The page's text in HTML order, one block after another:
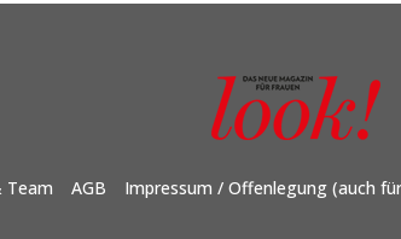
Team AGB Impressum / Offenlegung (auch